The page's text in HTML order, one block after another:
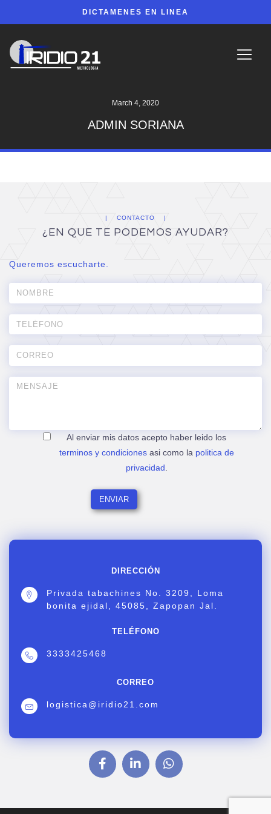
DICTAMENES EN LINEA
March 4, 2020
ADMIN SORIANA
DIRECCIÓN
Privada tabachines No. 3209, Loma
bonita ejidal, 45085, Zapopan Jal.
TELÉFONO
3333425468
CORREO
logistica@iridio21.com
CONTACTO
¿EN QUE TE PODEMOS AYUDAR?
Queremos escucharte.
Al enviar mis datos acepto haber leido los
terminos y condicionesasi como la politica de
privacidad